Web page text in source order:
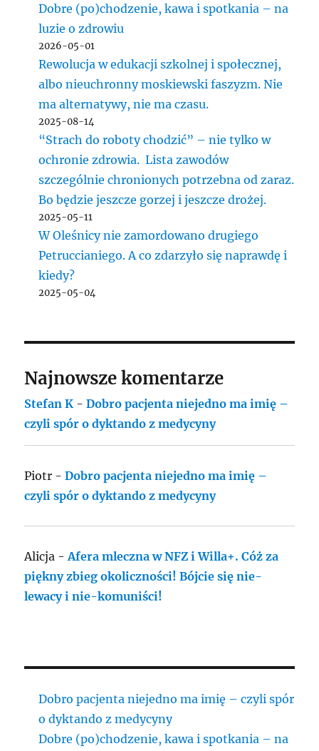
Dobre (po)chodzenie, kawa i spotkania – na
luzie o zdrowiu
2026-05-01
Rewolucja w edukacji szkolnej i społecznej,
albo nieuchronny moskiewski faszyzm. Nie
ma alternatywy, nie ma czasu.
2025-08-14
“Strach do roboty chodzić” – nie tylko w
ochronie zdrowia. Lista zawodów
szczególnie chronionych potrzebna od zaraz.
Bo będzie jeszcze gorzej i jeszcze drożej.
2025-05-11
W Oleśnicy nie zamordowano drugiego
Petruccianiego. A co zdarzyło się naprawdę i
kiedy?
2025-05-04
Najnowsze komentarze
Stefan K -Dobro pacjenta niejedno ma imię –
czyli spór o dyktando z medycyny
Piotr -Dobro pacjenta niejedno ma imię –
czyli spór o dyktando z medycyny
Alicja -Afera mleczna w NFZ i Willa+. Cóż za
piękny zbieg okoliczności! Bójcie się nie-
lewacy i nie-komuniści!
Dobro pacjenta niejedno ma imię – czyli spór
o dyktando z medycyny
Dobre (po)chodzenie, kawa i spotkania – na